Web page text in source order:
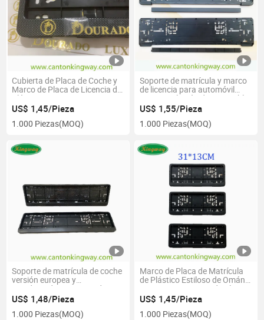
Cubierta de Placa de Coche y
Marco de Placa de Licencia de
Plástico Premium USA
América Canadá
US$ 1,45/Pieza
1.000 Piezas(MOQ)
Soporte de matrícula y marco
de licencia para automóvil
europeo alemán desmontable
y funda para placa de
matrícula
US$ 1,55/Pieza
1.000 Piezas(MOQ)
Soporte de matrícula de coche
versión europea y
estadounidense marco de
placa de matrícula
US$ 1,48/Pieza
1.000 Piezas(MOQ)
Marco de Placa de Matrícula
de Plástico Estiloso de Omán
31X13cm y Soporte de Placa
de Número
US$ 1,45/Pieza
1.000 Piezas(MOQ)